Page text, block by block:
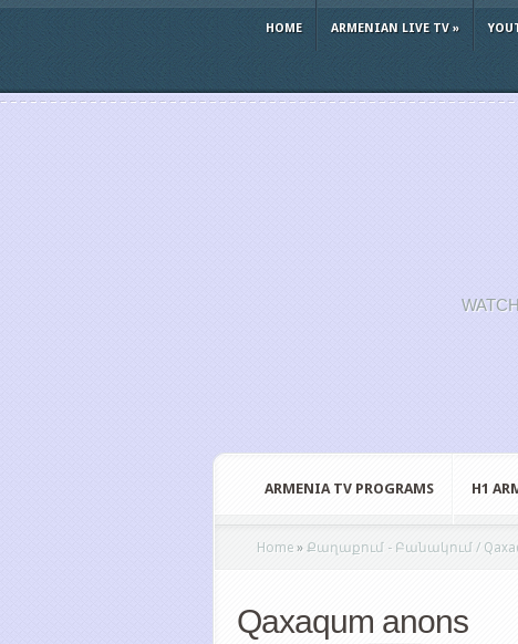
HOME ARMENIAN LIVE TV»
ARMENIA TV PROGRAMS H1
Home » Քաղաքում - Բանակում /
Qaxaqum anons